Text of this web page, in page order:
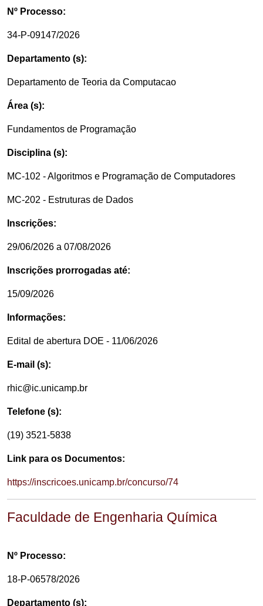
Nº Processo:
34-P-09147/2026
Departamento (s):
Departamento de Teoria da Computacao
Área (s):
Fundamentos de Programação
Disciplina (s):
MC-102 - Algoritmos e Programação de Computadores
MC-202 - Estruturas de Dados
Inscrições:
29/06/2026 a 07/08/2026
Inscrições prorrogadas até:
15/09/2026
Informações:
Edital de abertura DOE - 11/06/2026
E-mail (s):
rhic@ic.unicamp.br
Telefone (s):
(19) 3521-5838
Link para os Documentos:
https://inscricoes.unicamp.br/concurso/74
Faculdade de Engenharia Química
Nº Processo:
18-P-06578/2026
Departamento (s):